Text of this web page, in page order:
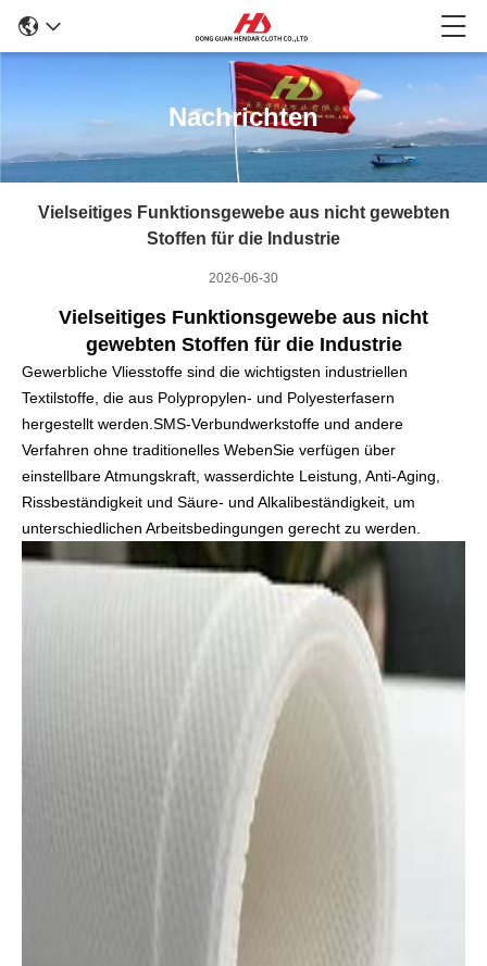
Nachrichten
Vielseitiges Funktionsgewebe aus nicht gewebten
Stoffen für die Industrie
2026-06-30
Vielseitiges Funktionsgewebe aus nicht
gewebten Stoffen für die Industrie
Gewerbliche Vliesstoffe sind die wichtigsten industriellen
Textilstoffe, die aus Polypropylen- und Polyesterfasern
hergestellt werden.SMS-Verbundwerkstoffe und andere
Verfahren ohne traditionelles WebenSie verfügen über
einstellbare Atmungskraft, wasserdichte Leistung, Anti-Aging,
Rissbeständigkeit und Säure- und Alkalibeständigkeit, um
unterschiedlichen Arbeitsbedingungen gerecht zu werden.